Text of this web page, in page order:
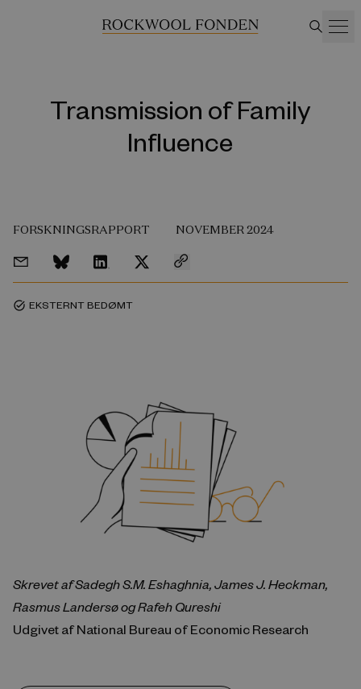
Transmission of Family
Influence
FORSKNINGSRAPPORT NOVEMBER 2024
task_alt EKSTERNT BEDØMT
Skrevet af Sadegh S.M. Eshaghnia, James J. Heckman,
Rasmus Landersø og Rafeh Qureshi
Udgivet af National Bureau of Economic Research